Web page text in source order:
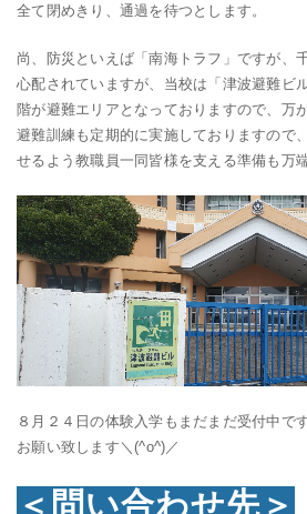
全て閉めきり、通過を待つとします。
尚、防災といえば「南海トラフ」ですが、
心配されていますが、当校は「津波避難ビ
階が避難エリアとなっておりますので、万
避難訓練も定期的に実施しておりますので
せるよう教職員一同皆様を支える準備も万
８月２４日の体験入学もまだまだ受付中で
お願い致します＼(^o^)／
＜問い合わせ先＞